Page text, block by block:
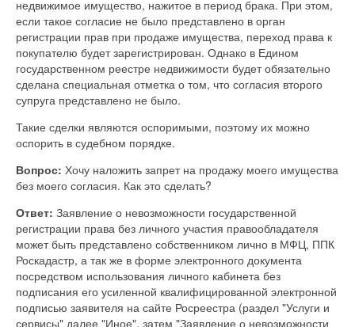
недвижимое имущество, нажитое в период брака. При этом,
если такое согласие не было представлено в орган
регистрации прав при продаже имущества, переход права к
покупателю будет зарегистрирован. Однако в Едином
государственном реестре недвижимости будет обязательно
сделана специальная отметка о том, что согласия второго
супруга представлено не было.
Такие сделки являются оспоримыми, поэтому их можно
оспорить в судебном порядке.
Вопрос: Хочу наложить запрет на продажу моего имущества
без моего согласия. Как это сделать?
Ответ: Заявление о невозможности государственной
регистрации права без личного участия правообладателя
может быть представлено собственником лично в МФЦ, ППК
Роскадастр, а так же в форме электронного документа
посредством использования личного кабинета без
подписания его усиленной квалифицированной электронной
подписью заявителя на сайте Росреестра (раздел "Услуги и
сервисы" далее "Иное", затем "Заявление о невозможности